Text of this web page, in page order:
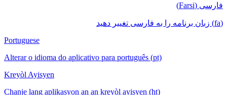
فارسی (Farsi)
(fa) زبان برنامه را به فارسی تغییر دهید
Portuguese
Alterar o idioma do aplicativo para português (pt)
Kreyòl Ayisyen
Chanje lang aplikasyon an an kreyòl ayisyen (ht)